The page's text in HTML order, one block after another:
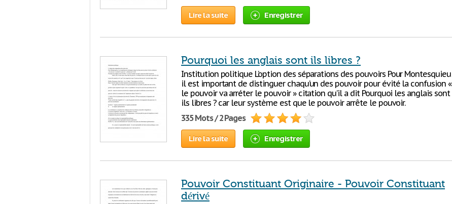
Lire la suite Enregistrer
Pourquoi les anglais sont ils libres ?
Institution politique L’option des séparations des pouvoirs Pour Montesquieu
il est important de distinguer chaqu’un des pouvoir pour évité la confusion «
le pouvoir va arréter le pouvoir » citation qu’il a dit Pourquoi les anglais sont
ils libres ? car leur système est que le pouvoir arrête le pouvoir.
335 Mots / 2 Pages
Lire la suite Enregistrer
Pouvoir Constituant Originaire - Pouvoir Constituant
dérivé